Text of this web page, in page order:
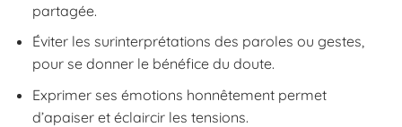
partagée.
Éviter les surinterprétations des paroles ou gestes,
pour se donner le bénéfice du doute.
Exprimer ses émotions honnêtement permet
d’apaiser et éclaircir les tensions.